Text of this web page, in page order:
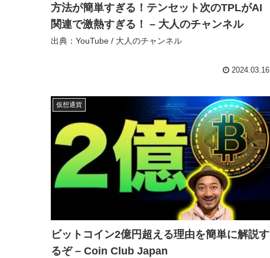
方法が簡単すぎる！テンセット次のTPLがAI
関連で激熱すぎる！ – 大人のチャンネル
出典：YouTube / 大人のチャンネル
2024.03.16
仮想通貨
ビットコイン2億円超える理由を簡単に解説す
るぞ – Coin Club Japan